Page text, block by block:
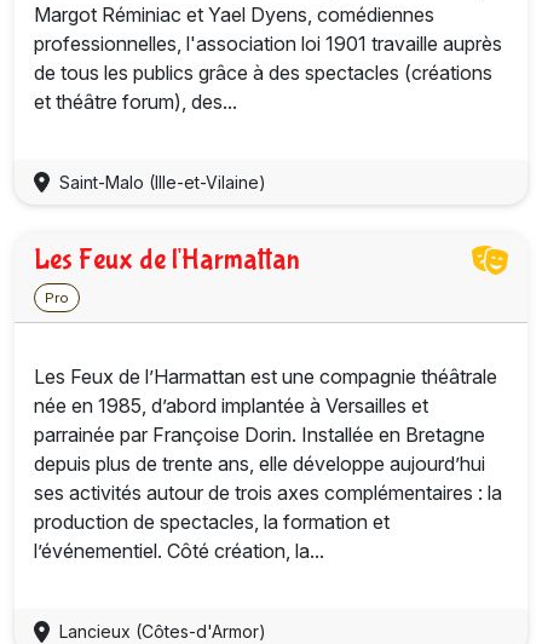
Margot Réminiac et Yael Dyens, comédiennes
professionnelles, l'association loi 1901 travaille auprès
de tous les publics grâce à des spectacles (créations
et théâtre forum), des...
Saint-Malo (Ille-et-Vilaine)
Les Feux de l'Harmattan
Pro
Les Feux de l’Harmattan est une compagnie théâtrale
née en 1985, d’abord implantée à Versailles et
parrainée par Françoise Dorin. Installée en Bretagne
depuis plus de trente ans, elle développe aujourd’hui
ses activités autour de trois axes complémentaires : la
production de spectacles, la formation et
l’événementiel. Côté création, la...
Lancieux (Côtes-d'Armor)